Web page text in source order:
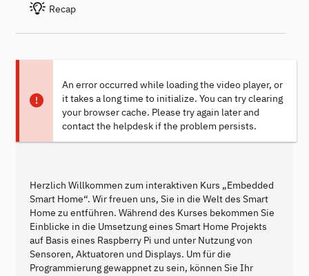
Recap
An error occurred while loading the video player, or
it takes a long time to initialize. You can try clearing
your browser cache. Please try again later and
contact the helpdesk if the problem persists.
Herzlich Willkommen zum interaktiven Kurs „Embedded
Smart Home“. Wir freuen uns, Sie in die Welt des Smart
Home zu entführen. Während des Kurses bekommen Sie
Einblicke in die Umsetzung eines Smart Home Projekts
auf Basis eines Raspberry Pi und unter Nutzung von
Sensoren, Aktuatoren und Displays. Um für die
Programmierung gewappnet zu sein, können Sie Ihr